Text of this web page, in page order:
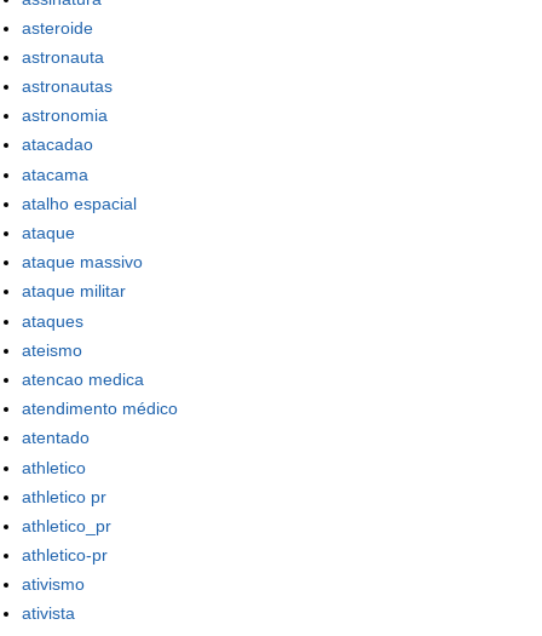
asteroide
astronauta
astronautas
astronomia
atacadao
atacama
atalho espacial
ataque
ataque massivo
ataque militar
ataques
ateismo
atencao medica
atendimento médico
atentado
athletico
athletico pr
athletico_pr
athletico-pr
ativismo
ativista